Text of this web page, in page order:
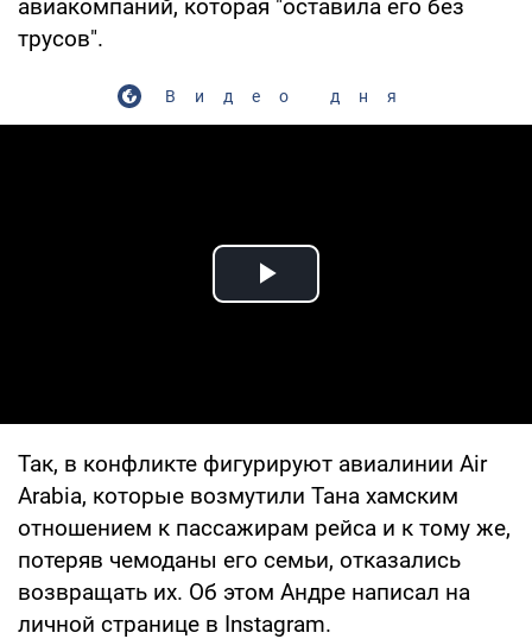
авиакомпаний, которая "оставила его без
трусов".
Видео дня
Play Video
Так, в конфликте фигурируют авиалинии Air
Arabia, которые возмутили Тана хамским
отношением к пассажирам рейса и к тому же,
потеряв чемоданы его семьи, отказались
возвращать их. Об этом Андре написал на
личной странице в Instagram.